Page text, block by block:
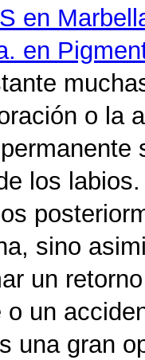
o la
los
sino
un
o un
una gran